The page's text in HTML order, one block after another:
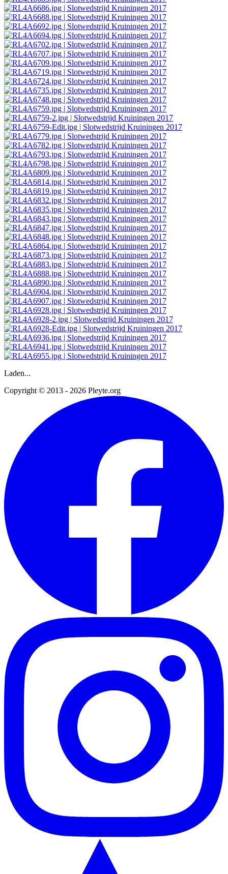
Laden...
Copyright © 2013 - 2026 Pleyte.org